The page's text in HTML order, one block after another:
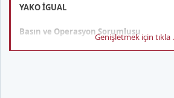
YAKO İGUAL
Basın ve Operasyon Sorumlusu
Genişletmek için tıkla